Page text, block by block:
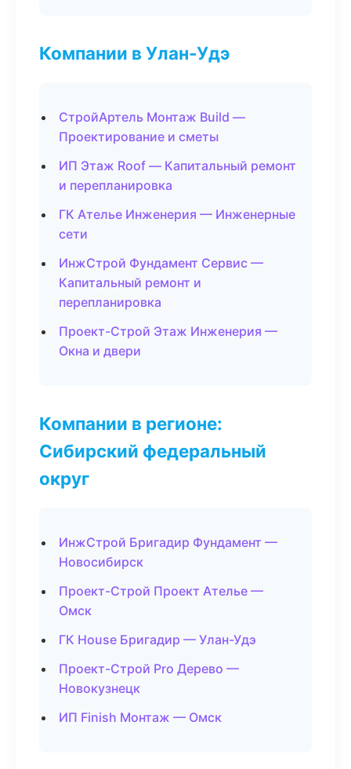
Компании в Улан-Удэ
СтройАртель Монтаж Build —
Проектирование и сметы
ИП Этаж Roof — Капитальный ремонт
и перепланировка
ГК Ателье Инженерия — Инженерные
сети
ИнжСтрой Фундамент Сервис —
Капитальный ремонт и
перепланировка
Проект-Строй Этаж Инженерия —
Окна и двери
Компании в регионе:
Сибирский федеральный
округ
ИнжСтрой Бригадир Фундамент —
Новосибирск
Проект-Строй Проект Ателье —
Омск
ГК House Бригадир — Улан-Удэ
Проект-Строй Pro Дерево —
Новокузнецк
ИП Finish Монтаж — Омск